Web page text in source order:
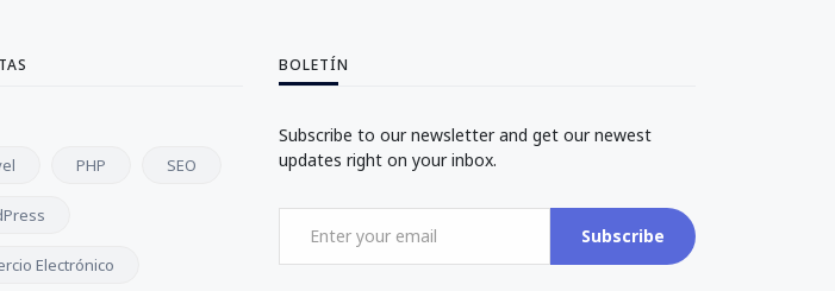
PHP SEO
Electrónico
BOLETÍN
Subscribe to our newsletter and get our newest
updates right on your inbox.
Subscribe